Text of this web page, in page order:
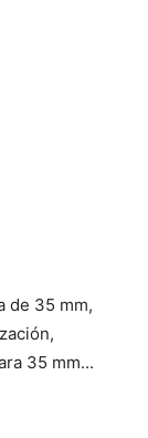
de 35 mm,
35 mm...